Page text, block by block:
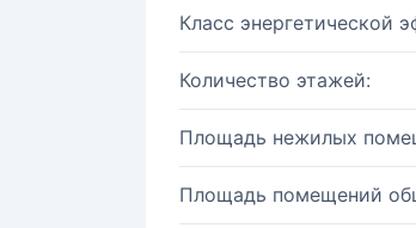
Класс энергетической
Количество этажей:
Площадь нежилых
Площадь помещений